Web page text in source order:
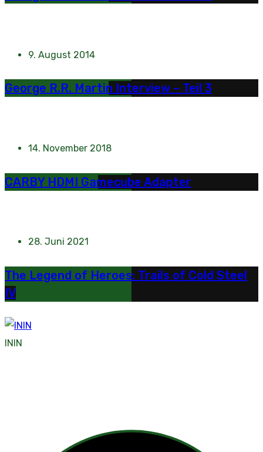
9. August 2014
George R.R. Martin Interview – Teil 3
14. November 2018
CARBY HDMI Gamecube Adapter
28. Juni 2021
The Legend of Heroes: Trails of Cold Steel
IV
ININ